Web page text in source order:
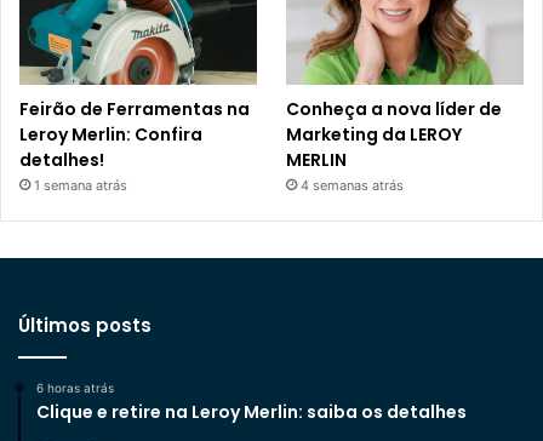
Feirão de Ferramentas na
Leroy Merlin: Confira
detalhes!
1 semana atrás
Conheça a nova líder de
Marketing da LEROY
MERLIN
4 semanas atrás
Últimos posts
6 horas atrás
Clique e retire na Leroy Merlin: saiba os detalhes